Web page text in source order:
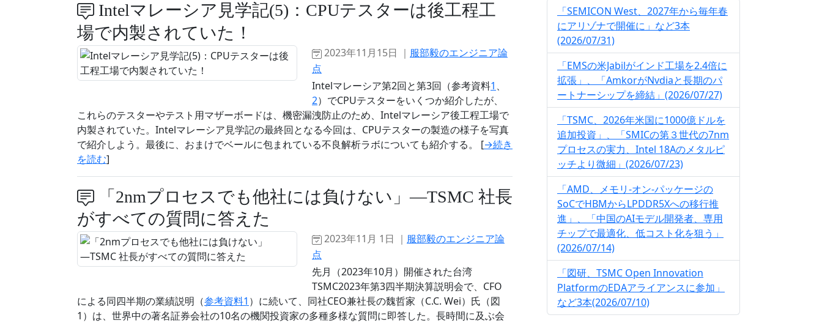
Intelマレーシア見学記(5)：CPUテスターは後工程工
場で内製されていた！
2023年11月15日 ｜ 服部毅のエンジニア論
点
Intelマレーシア第2回と第3回（参考資料1 、
2）でCPUテスターをいくつか紹介したが、
これらのテスターやテスト用マザーボードは、機密漏洩防止のため、Intelマレーシア後工程工場で
内製されていた。Intelマレーシア見学記の最終回となる今回は、CPUテスターの製造の様子を写真
で紹介しよう。最後に、おまけでベールに包まれている不良解析ラボについても紹介する。 [→続き
を読む]
「2nmプロセスでも他社には負けない」―TSMC 社長
がすべての質問に答えた
2023年11月 1日 ｜ 服部毅のエンジニア論
点
先月（2023年10月）開催された台湾
TSMC2023年第3四半期決算説明会で、CFO
による同四半期の業績説明（参考資料1 ）に続いて、同社CEO兼社長の魏哲家（C.C. Wei）氏（図
1）は、世界中の著名証券会社の10名の機関投資家の多種多様な質問に即答した。長時間に及ぶ会
「SEMICON West、2027年から毎年春
にアリゾナで開催に」など3本
(2026/07/31)
「EMSの米Jabilがインド工場を2.4倍に
拡張」、「AmkorがNvdiaと長期のパ
ートナーシップを締結」(2026/07/27)
「TSMC、2026年米国に1000億ドルを
追加投資」、「SMICの第３世代の7nm
プロセスの実力、Intel 18Aのメタルピ
ッチより微細」(2026/07/23)
「AMD、メモリ-オン-パッケージの
SoCでHBMからLPDDR5Xへの移行推
進」、「中国のAIモデル開発者、専用
チップで最適化、低コスト化を狙う」
(2026/07/14)
「図研、TSMC Open Innovation
PlatformのEDAアライアンスに参加」
など3本(2026/07/10)